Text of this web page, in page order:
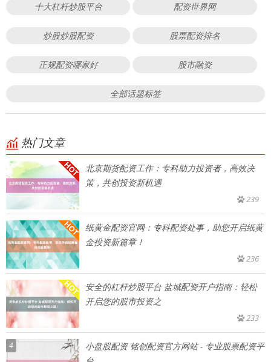
十大杠杆炒股平台 配资世界网
炒股炒股配资 股票配资排名
正规配资哪家好 股市融资
全部话题标签
热门文章
北京期货配资工作：专科助力投资者，高效决
策，共创投资新机遇
239
纸黄金配资官网：专科配资处事，助您开启纸黄
金投资新篇章！
236
安全的杠杆炒股平台 盐城配资开户指南：轻松
开启您的股市投资之
233
4
小盘股配资 铭创配资官方网站 - 专业股票配资平